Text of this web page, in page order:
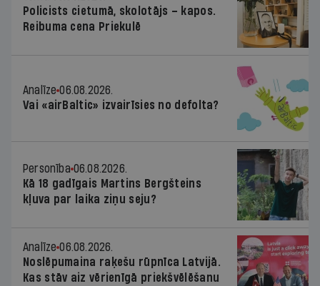
Policists cietumā, skolotājs – kapos.
Reibuma cena Priekulē
Analīze 06.08.2026.
Vai «airBaltic» izvairīsies no defolta?
Personība 06.08.2026.
Kā 18 gadīgais Martins Bergšteins
kļuva par laika ziņu seju?
Analīze 06.08.2026.
Noslēpumaina raķešu rūpnīca Latvijā.
Kas stāv aiz vērienīgā priekšvēlēšanu